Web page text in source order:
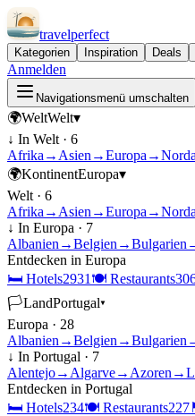
travelperfect
Kategorien Inspiration Deals
Anmelden
Navigationsmenü umschalten
🌍WeltWelt▾
↓ In Welt · 6
Afrika → Asien →Europa →
🌍KontinentEuropa▾
Welt · 6
Afrika → Asien →Europa →
↓ In Europa · 7
Albanien →Belgien →Bulgarien
Entdecken in Europa
🛏 Hotels2931 🍽 Restaurants
🏳LandPortugal▾
Europa · 28
Albanien →Belgien →Bulgarien
↓ In Portugal · 7
Alentejo→ Algarve→ Azoren →
Entdecken in Portugal
🛏 Hotels234🍽 Restaurants227